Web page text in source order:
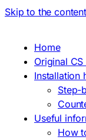
Skip to the content
Home
Original CS
Installation
Step-
Useful
How